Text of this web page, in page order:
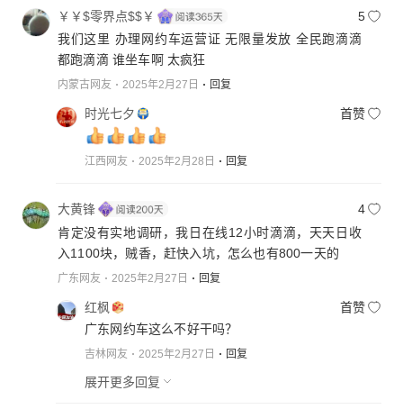
￥￥$零界点$$￥
5
我们这里 办理网约车运营证 无限量发放 全民跑滴滴
都跑滴滴 谁坐车啊 太疯狂
内蒙古网友 2025年2月27日 回复
时光七夕 首赞
江西网友 2025年2月28日 回复
大黄锋
4
肯定没有实地调研，我日在线12小时滴滴，天天日收
入1100块，贼香，赶快入坑，怎么也有800一天的
广东网友 2025年2月27日 回复
红枫
首赞
广东网约车这么不好干吗？
吉林网友 2025年2月27日 回复
展开更多回复